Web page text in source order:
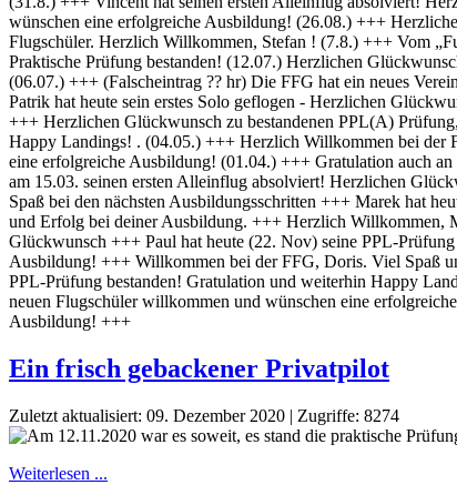
Ein frisch gebackener Privatpilot
Zuletzt aktualisiert: 09. Dezember 2020 | Zugriffe: 8274
Weiterlesen ...